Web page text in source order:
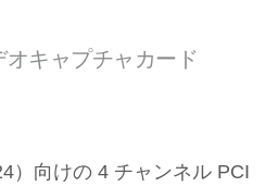
キャプチャカード
）向けの 4 チャンネル PCI